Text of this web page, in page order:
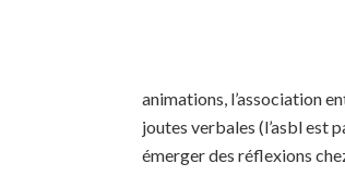
animations, l’association
joutes verbales (l’asbl est
émerger des réflexions